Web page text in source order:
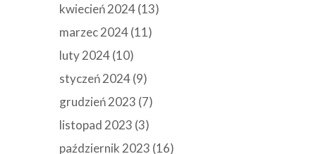
kwiecień 2024(13)
marzec 2024(11)
luty 2024(10)
styczeń 2024(9)
grudzień 2023 (7)
listopad 2023 (3)
październik 2023 (16)